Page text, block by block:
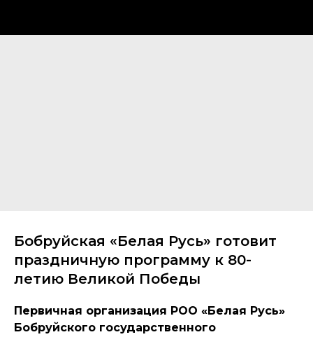
Бобруйская «Белая Русь» готовит
праздничную программу к 80-
летию Великой Победы
Первичная организация РОО «Белая Русь»
Бобруйского государственного